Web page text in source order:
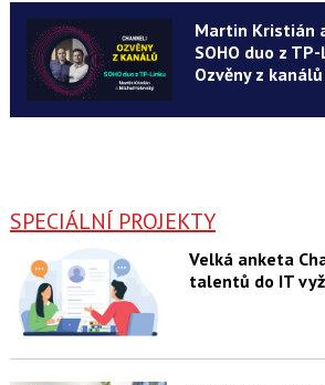
Martin Kristián
SOHO duo z
Ozvěny z kanálů
SPECIÁLNÍ PROJEKTY
Velká anketa
talentů do IT